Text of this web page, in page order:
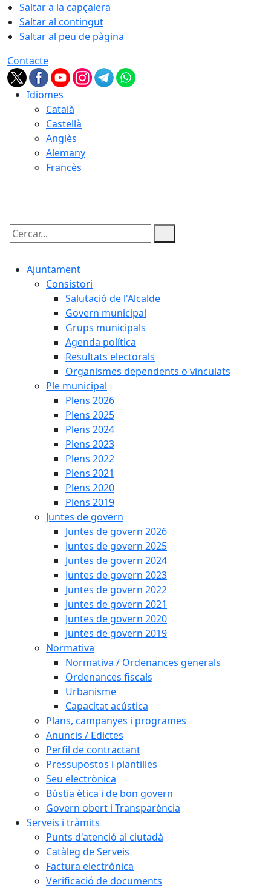
Saltar a la capçalera
Saltar al contingut
Saltar al peu de pàgina
Contacte
Idiomes
Català
Castellà
Anglès
Alemany
Francès
Cercar:
Ajuntament
Consistori
Salutació de l'Alcalde
Govern municipal
Grups municipals
Agenda política
Resultats electorals
Organismes dependents o vinculats
Ple municipal
Plens 2026
Plens 2025
Plens 2024
Plens 2023
Plens 2022
Plens 2021
Plens 2020
Plens 2019
Juntes de govern
Juntes de govern 2026
Juntes de govern 2025
Juntes de govern 2024
Juntes de govern 2023
Juntes de govern 2022
Juntes de govern 2021
Juntes de govern 2020
Juntes de govern 2019
Normativa
Normativa / Ordenances generals
Ordenances fiscals
Urbanisme
Capacitat acústica
Plans, campanyes i programes
Anuncis / Edictes
Perfil de contractant
Pressupostos i plantilles
Seu electrònica
Bústia ètica i de bon govern
Govern obert i Transparència
Serveis i tràmits
Punts d'atenció al ciutadà
Catàleg de Serveis
Factura electrònica
Verificació de documents